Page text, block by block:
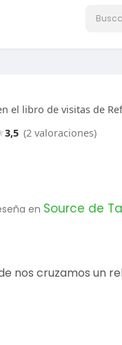
el libro de visitas de
3,5 (2 valoraciones)
en Source de
nos cruzamos un